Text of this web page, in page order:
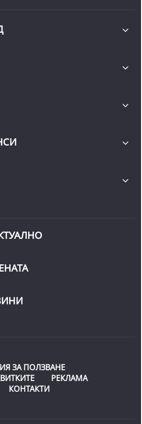
ЗА ПОЛЗВАНЕ
РЕКЛАМА
КОНТАКТИ